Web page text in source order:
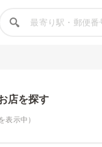
店を探す
示中）